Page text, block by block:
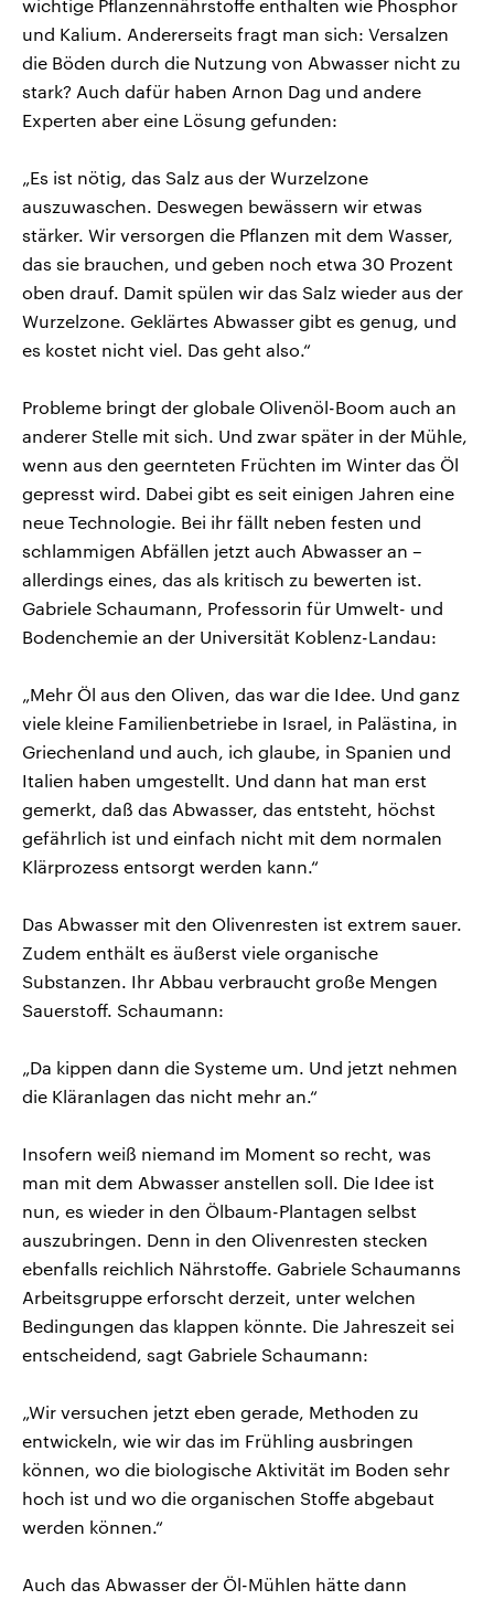
wichtige Pflanzennährstoffe enthalten wie Phosphor
und Kalium. Andererseits fragt man sich: Versalzen
die Böden durch die Nutzung von Abwasser nicht zu
stark? Auch dafür haben Arnon Dag und andere
Experten aber eine Lösung gefunden:
„Es ist nötig, das Salz aus der Wurzelzone
auszuwaschen. Deswegen bewässern wir etwas
stärker. Wir versorgen die Pflanzen mit dem Wasser,
das sie brauchen, und geben noch etwa 30 Prozent
oben drauf. Damit spülen wir das Salz wieder aus der
Wurzelzone. Geklärtes Abwasser gibt es genug, und
es kostet nicht viel. Das geht also.“
Probleme bringt der globale Olivenöl-Boom auch an
anderer Stelle mit sich. Und zwar später in der Mühle,
wenn aus den geernteten Früchten im Winter das Öl
gepresst wird. Dabei gibt es seit einigen Jahren eine
neue Technologie. Bei ihr fällt neben festen und
schlammigen Abfällen jetzt auch Abwasser an –
allerdings eines, das als kritisch zu bewerten ist.
Gabriele Schaumann, Professorin für Umwelt- und
Bodenchemie an der Universität Koblenz-Landau:
„Mehr Öl aus den Oliven, das war die Idee. Und ganz
viele kleine Familienbetriebe in Israel, in Palästina, in
Griechenland und auch, ich glaube, in Spanien und
Italien haben umgestellt. Und dann hat man erst
gemerkt, daß das Abwasser, das entsteht, höchst
gefährlich ist und einfach nicht mit dem normalen
Klärprozess entsorgt werden kann.“
Das Abwasser mit den Olivenresten ist extrem sauer.
Zudem enthält es äußerst viele organische
Substanzen. Ihr Abbau verbraucht große Mengen
Sauerstoff. Schaumann:
„Da kippen dann die Systeme um. Und jetzt nehmen
die Kläranlagen das nicht mehr an.“
Insofern weiß niemand im Moment so recht, was
man mit dem Abwasser anstellen soll. Die Idee ist
nun, es wieder in den Ölbaum-Plantagen selbst
auszubringen. Denn in den Olivenresten stecken
ebenfalls reichlich Nährstoffe. Gabriele Schaumanns
Arbeitsgruppe erforscht derzeit, unter welchen
Bedingungen das klappen könnte. Die Jahreszeit sei
entscheidend, sagt Gabriele Schaumann:
„Wir versuchen jetzt eben gerade, Methoden zu
entwickeln, wie wir das im Frühling ausbringen
können, wo die biologische Aktivität im Boden sehr
hoch ist und wo die organischen Stoffe abgebaut
werden können.“
Auch das Abwasser der Öl-Mühlen hätte dann